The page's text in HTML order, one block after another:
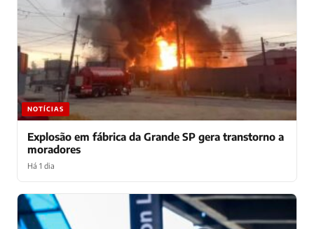
NOTÍCIAS
Explosão em fábrica da Grande SP gera transtorno a
moradores
Há 1 dia